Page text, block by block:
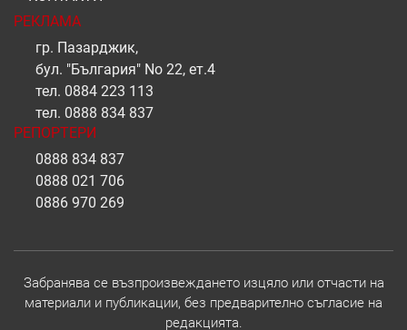
РЕКЛАМА
гр. Пазарджик,
бул. "България" No 22, ет.4
тел. 0884 223 113
тел. 0888 834 837
РЕПОРТЕРИ
0888 834 837
0888 021 706
0886 970 269
Забранява се възпроизвеждането изцяло или отчасти на
материали и публикации, без предварително съгласие на
редакцията.